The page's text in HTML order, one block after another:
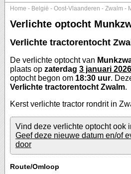
Home - België - Oost-Vlaanderen - Zwalm -
Verlichte optocht
Verlichte tractorentocht
De verlichte optocht van
plaats op zaterdag 3 januari 2026
optocht begon om 18:30 uur.
Verlichte tractorentocht Zwalm.
Kerst verlichte tractor rondrit in
Vind deze verlichte optocht ook
Geef deze nieuwe datum en/of
door
Route/Omloop